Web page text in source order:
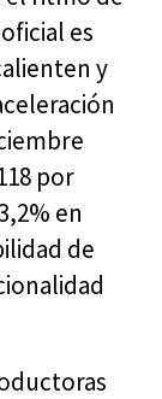
es
y
por
en
de